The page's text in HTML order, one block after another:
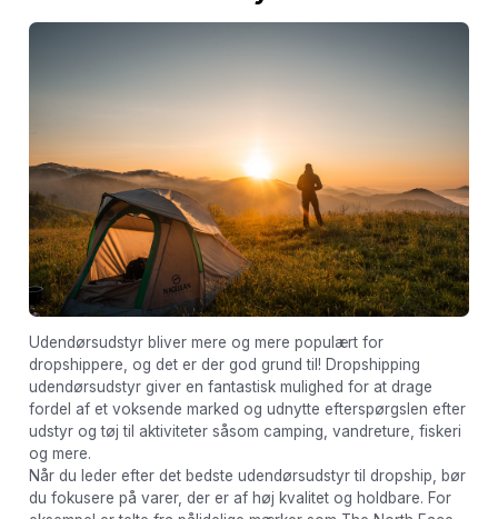
Udendørsudstyr bliver mere og mere populært for
dropshippere, og det er der god grund til! Dropshipping
udendørsudstyr giver en fantastisk mulighed for at drage
fordel af et voksende marked og udnytte efterspørgslen efter
udstyr og tøj til aktiviteter såsom camping, vandreture, fiskeri
og mere.
Når du leder efter det bedste udendørsudstyr til dropship, bør
du fokusere på varer, der er af høj kvalitet og holdbare. For